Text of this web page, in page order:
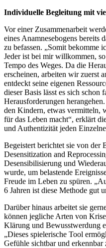
Individuelle Begleitung mit
Vor einer Zusammenarbeit
eines Anamnesebogens bereits
zu befassen. „Somit bekomme
Jeder ist bei mir willkommen,
Tempo des Weges. Da die
erscheinen, arbeiten wir zuerst
entdeckt seine eigenen
dieser Basis lässt es sich schon
Herausforderungen
den Kindern, etwas vermitteln,
für das Leben macht“, erklärt
und Authentizität jeden
Begeistert berichtet sie von
Desensitization and
Desensibilisierung und
wurde, um belastende
Freude im Leben zu spüren.
6 Jahren ist diese Methode gut
Darüber hinaus arbeitet sie
können jegliche Arten von
Klärung und Bewusstwerdung
„Dieses spielerische Tool
Gefühle sichtbar und erkennbar